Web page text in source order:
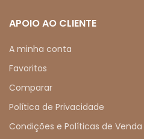
APOIO AO CLIENTE
A minha conta
Favoritos
Comparar
Política de Privacidade
Condições e Políticas de Venda